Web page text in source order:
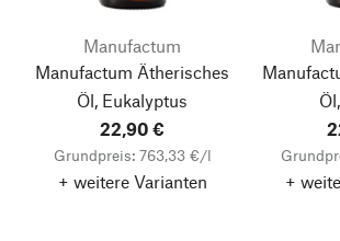
Manufactum
Manufactum Ätherisches
Öl, Eukalyptus
22,90 €
Grundpreis: 763,33 €/l
+ weitere Varianten +